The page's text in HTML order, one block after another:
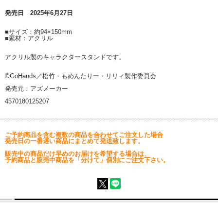
発売日 2025年6月27日
■サイズ：約94×150mm
■素材：アクリル
アクリル製のキャラクタースタンドです。
©GoHands／松竹・もめんたりー・リリィ製作委員会
発売元：アズメーカー
4570180125207
ご予約商品を含む複数の商品を合わせてご注文した場合
発売日の一番遅い商品にまとめて発送致します。
販売中の商品だけ早めのお届けを希望する場合は、
予約商品と販売中商品を「分けて」個別にご注文下さい。